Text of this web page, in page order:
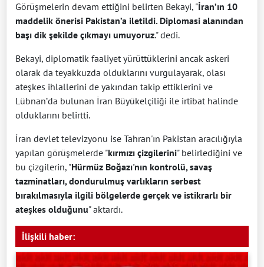
Görüşmelerin devam ettiğini belirten Bekayi, "İran’ın 10
maddelik önerisi Pakistan’a iletildi. Diplomasi alanından
başı dik şekilde çıkmayı umuyoruz." dedi.
Bekayi, diplomatik faaliyet yürüttüklerini ancak askeri
olarak da teyakkuzda olduklarını vurgulayarak, olası
ateşkes ihlallerini de yakından takip ettiklerini ve
Lübnan’da bulunan İran Büyükelçiliği ile irtibat halinde
olduklarını belirtti.
İran devlet televizyonu ise Tahran'ın Pakistan aracılığıyla
yapılan görüşmelerde "kırmızı çizgilerini" belirlediğini ve
bu çizgilerin, "Hürmüz Boğazı'nın kontrolü, savaş
tazminatları, dondurulmuş varlıkların serbest
bırakılmasıyla ilgili bölgelerde gerçek ve istikrarlı bir
ateşkes olduğunu" aktardı.
İlişkili haber: